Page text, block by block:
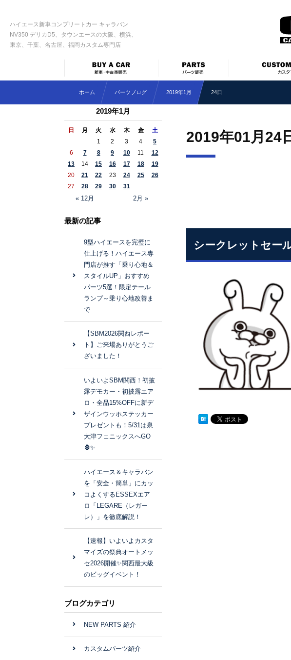
ハイエース新車コンプリートカー キャラバン
NV350 デリカD5、タウンエースの大阪、横浜、
東京、千葉、名古屋、福岡カスタム専門店
ホーム パーツブログ 2019年1月 24日
2019年01月24
シークレットセー
2019年1月
日 月 火 水 木 金 土
« 12月 2月 »
1 2 3 4
5
6
7 8 9 10 11
12
13
14 15 16 17 18
19
20
21 22 23 24 25
26
27
28 29 30 31
最新の記事
9型ハイエースを完璧に
仕上げる！ハイエース専
門店が推す「乗り心地＆
スタイルUP」おすすめ
パーツ5選！限定テール
ランプ～乗り心地改善ま
で
【SBM2026関西レポー
ト】ご来場ありがとうご
ざいました！
いよいよSBM関西！初披
露デモカー・初披露エア
ロ・全品15%OFFに新デ
ザインウッホステッカー
プレゼントも！5/31は泉
大津フェニックスへGO
🦍✨
ハイエース＆キャラバン
を「安全・簡単」にカッ
コよくするESSEXエア
ロ「LEGARE（レガー
レ）」を徹底解説！
【速報】いよいよカスタ
マイズの祭典オートメッ
セ2026開催✨関西最大級
のビッグイベント！
ブログカテゴリ
NEW PARTS 紹介
カスタムパーツ紹介